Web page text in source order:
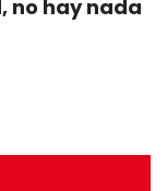
no hay nada